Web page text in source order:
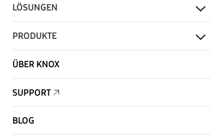
LÖSUNGEN
PRODUKTE
ÜBER KNOX
SUPPORT
BLOG